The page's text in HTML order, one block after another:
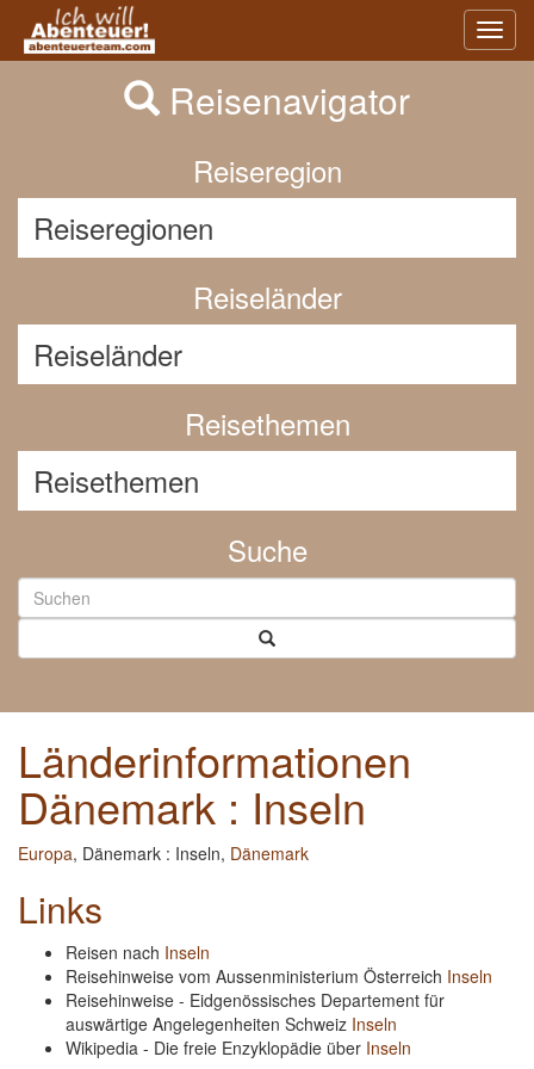
Previous
Reisenavigator
Reiseregion
Reiseländer
Reisethemen
Suche
Länderinformationen
Dänemark : Inseln
Europa, Dänemark : Inseln, Dänemark
Links
Reisen nach Inseln
Reisehinweise vom Aussenministerium Österreich Inseln
Reisehinweise - Eidgenössisches Departement für
auswärtige Angelegenheiten Schweiz Inseln
Wikipedia - Die freie Enzyklopädie über Inseln